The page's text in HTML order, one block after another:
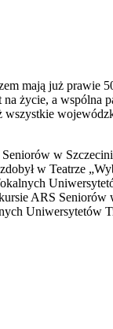
mają już prawie
życie, a wspólna
wszystkie
w
w Teatrze
ARS Seniorów
Uniwersytetów